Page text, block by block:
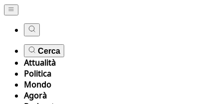
Cerca
Attualità
Politica
Mondo
Agorà